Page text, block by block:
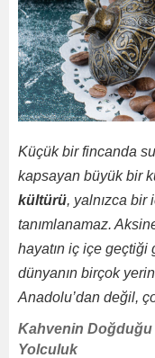
Küçük bir fincanda
kapsayan büyük bir
kültürü, yalnızca bir
tanımlanamaz.
hayatın iç içe geçtiği
dünyanın birçok
Anadolu’dan değil,
Kahvenin Doğduğu
Yolculuk